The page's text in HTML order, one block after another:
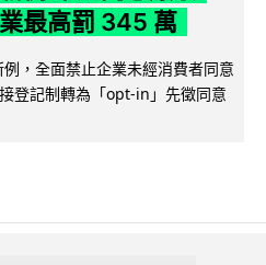
最高罰 345 萬
，全面禁止企業未經消費者同意
登記制轉為「opt-in」先徵同意